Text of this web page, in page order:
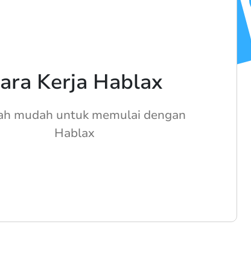
Kerja Hablax
mudah untuk memulai dengan
Hablax